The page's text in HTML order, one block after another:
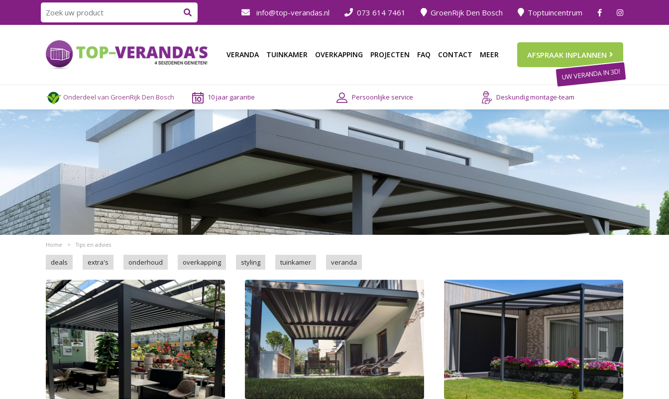
content
Home > Tips en advies
info@top-verandas.nl 073 614 7461 GroenRijk Den Bosch Toptuincentrum
VERANDA TUINKAMER OVERKAPPING PROJECTEN FAQ CONTACT MEER AFSPRAAK INPLANNEN
UW VERANDA IN 3D!
Onderdeel van GroenRijk Den Bosch 10 jaar garantie Persoonlijke service Deskundig montage-team
deals extra's onderhoud overkapping styling tuinkamer veranda